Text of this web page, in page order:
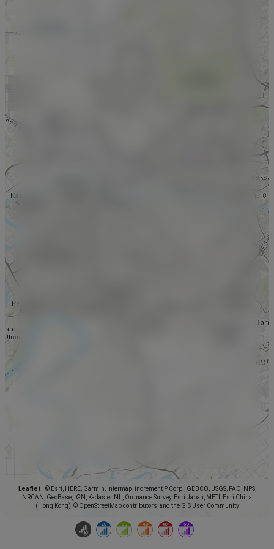
Leaflet
© Esri, HERE, Garmin, Intermap, increment P Corp., GEBCO, USGS, FAO, NPS,
NRCAN, GeoBase, IGN, Kadaster NL, Ordnance Survey, Esri Japan, METI, Esri China
(Hong Kong), © OpenStreetMap contributors, and the GIS User Community